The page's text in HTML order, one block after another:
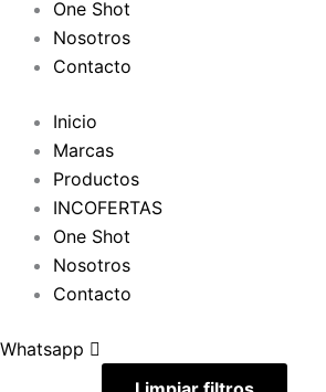
One Shot
Nosotros
Contacto
Inicio
Marcas
Productos
INCOFERTAS
One Shot
Nosotros
Contacto
Whatsapp